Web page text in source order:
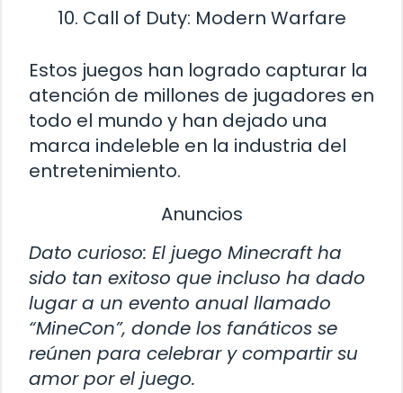
Call of Duty: Modern Warfare
Estos juegos han logrado capturar la
atención de millones de jugadores en
todo el mundo y han dejado una
marca indeleble en la industria del
entretenimiento.
Anuncios
Dato curioso: El juego Minecraft ha
sido tan exitoso que incluso ha dado
lugar a un evento anual llamado
“MineCon”, donde los fanáticos se
reúnen para celebrar y compartir su
amor por el juego.